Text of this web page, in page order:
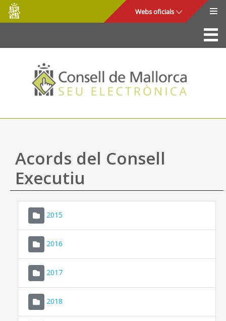
Salta al contingut principal
Consell
de
Mallorca
Webs oficials
La Seu
Consell de Mallorca
Accés i seguretat
Utilitats
Ajuda
Acords del Consell
Executiu
2015
2016
2017
2018